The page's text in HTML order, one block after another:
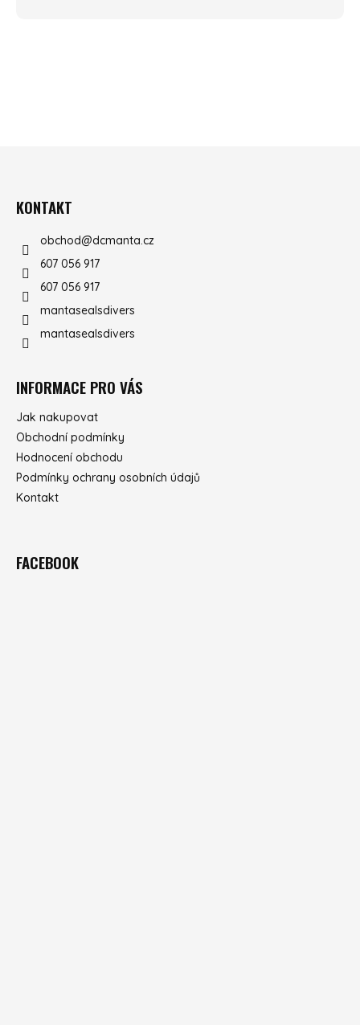
KONTAKT
obchod@dcmanta.cz
607 056 917
607 056 917
mantasealsdivers
mantasealsdivers
INFORMACE PRO VÁS
Jak nakupovat
Obchodní podmínky
Hodnocení obchodu
Podmínky ochrany osobních údajů
Kontakt
FACEBOOK